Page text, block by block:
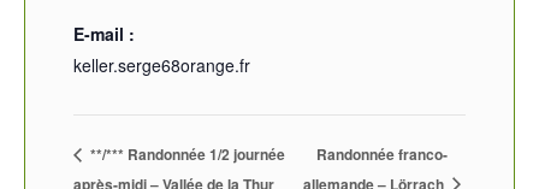
E-mail :
keller.serge68orange.fr
**/*** Randonnée 1/2 journée
après-midi – Vallée de la Thur
Randonnée franco-
allemande – Lörrach